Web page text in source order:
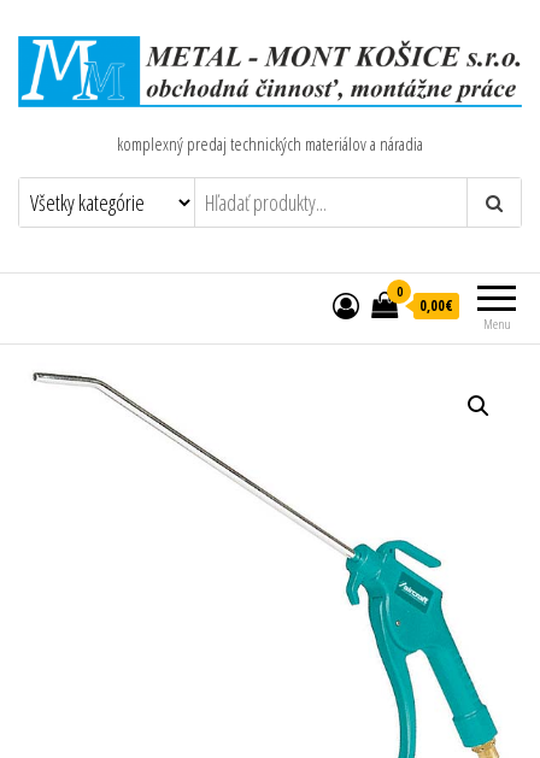
komplexný predaj technických materiálov a náradia
Menu
0
0,00€